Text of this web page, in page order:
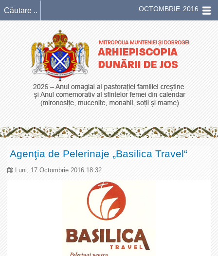
OCTOMBRIE 2016
Agenţia de Pelerinaje „Basilica Travel“
Luni, 17 Octombrie 2016 18:32